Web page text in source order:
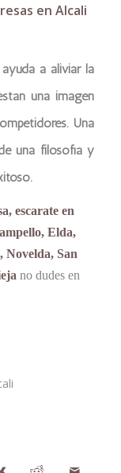
en Alcali
a aliviar la
una imagen
Una
una filosofía y
escarate en
Elda,
San
no dudes en